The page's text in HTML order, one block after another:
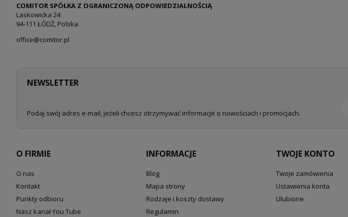
COMITOR SPÓŁKA Z OGRANICZONĄ ODPOWIEDZIALNOŚCIĄ
Laskowicka 24
94-111 ŁÓDŹ, Polska
office@comitor.pl
NEWSLETTER
Podaj swój adres e-mail, jeżeli chcesz otrzymywać informacje o nowościach i promocjach.
O FIRMIE
O nas
Kontakt
Punkty odbioru
Nasz kanał You Tube
INFORMACJE
Blog
Mapa strony
Rodzaje i koszty dostawy
Regulamin
TWOJE KONTO
Twoje zamówienia
Ustawienia konta
Ulubione